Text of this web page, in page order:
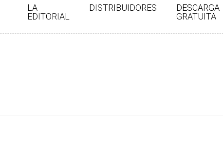
LA
EDITORIAL
DISTRIBUIDORES
DESCARGA
GRATUITA